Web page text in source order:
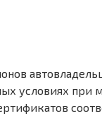
условиях при